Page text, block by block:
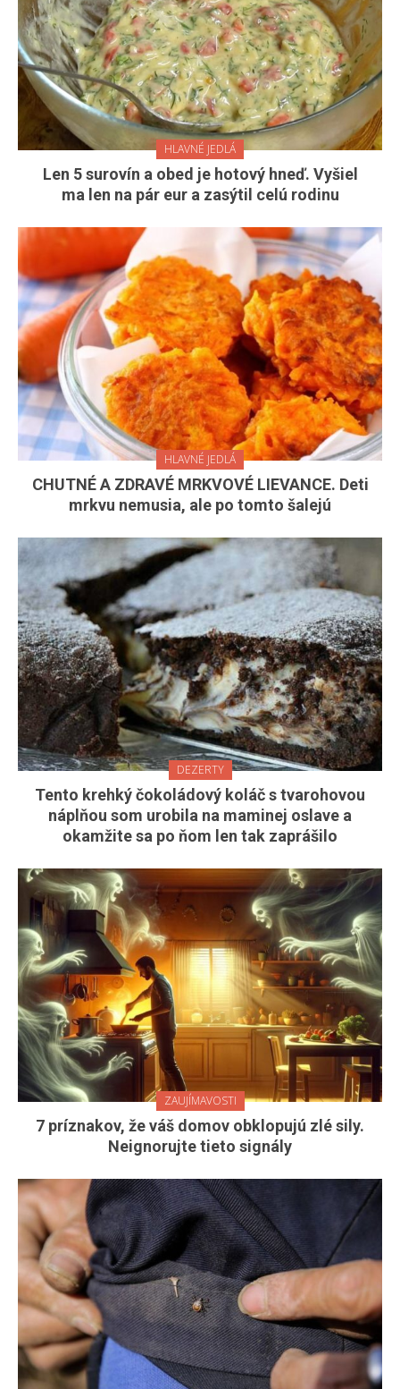
HLAVNÉ JEDLÁ
Len 5 surovín a obed je hotový hneď. Vyšiel
ma len na pár eur a zasýtil celú rodinu
HLAVNÉ JEDLÁ
CHUTNÉ A ZDRAVÉ MRKVOVÉ LIEVANCE. Deti
mrkvu nemusia, ale po tomto šalejú
DEZERTY
Tento krehký čokoládový koláč s tvarohovou
náplňou som urobila na maminej oslave a
okamžite sa po ňom len tak zaprášilo
ZAUJÍMAVOSTI
7 príznakov, že váš domov obklopujú zlé sily.
Neignorujte tieto signály